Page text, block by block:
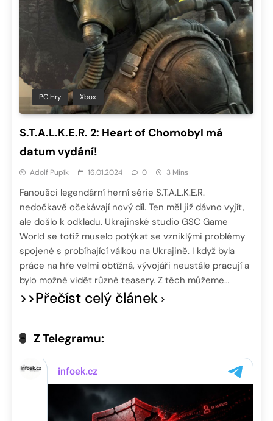
PC Hry Xbox
S.T.A.L.K.E.R. 2: Heart of Chornobyl má
datum vydání!
Adolf Pupík 16.01.2024 0 3 Mins
Fanoušci legendární herní série S.T.A.L.K.E.R.
nedočkavě očekávají nový díl. Ten měl již dávno vyjít,
ale došlo k odkladu. Ukrajinské studio GSC Game
World se totiž muselo potýkat se vzniklými problémy
spojené s probíhající válkou na Ukrajině. I když byla
práce na hře velmi obtížná, vývojáři neustále pracují a
bylo možné vidět různé teasery. Z těch můžeme…
>>Přečíst celý článek
Z Telegramu: